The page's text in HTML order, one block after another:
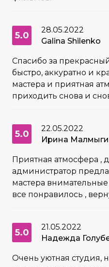
5.0
28.05.2022
Galina Shilenko
Спасибо за
быстро, аккуратно и
мастера и приятная
приходить снова и
5.0
22.05.2022
Ирина
Приятная атмосфера ,
администратор
мастера
все понравилось ,
5.0
21.05.2022
Надежда
Очень уютная студия,